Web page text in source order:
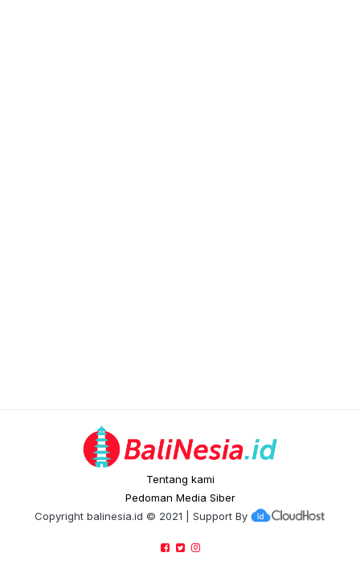
Tentang kami
Pedoman Media Siber
Copyright balinesia.id © 2021 | Support By